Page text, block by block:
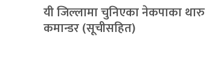
यी जिल्लामा चुनिएका नेकपाका थारु
कमान्डर (सूचीसहित)